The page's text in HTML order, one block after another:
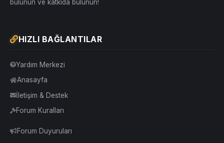
bulunun ve katkıda bulunun!
HIZLI BAĞLANTILAR
Yardım Merkezi
Anasayfa
İletişim & Destek
Forum Kuralları
Forum Duyuruları